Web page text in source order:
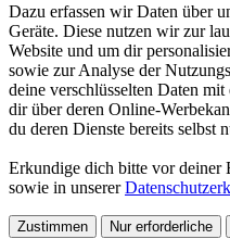
Dazu erfassen wir Daten über
Geräte. Diese nutzen wir zur
Website und um dir
sowie zur Analyse der
deine verschlüsselten Daten
dir über deren Online-
du deren Dienste bereits selbst
Erkundige dich bitte vor
sowie in unserer
Zustimmen Nur erforderliche